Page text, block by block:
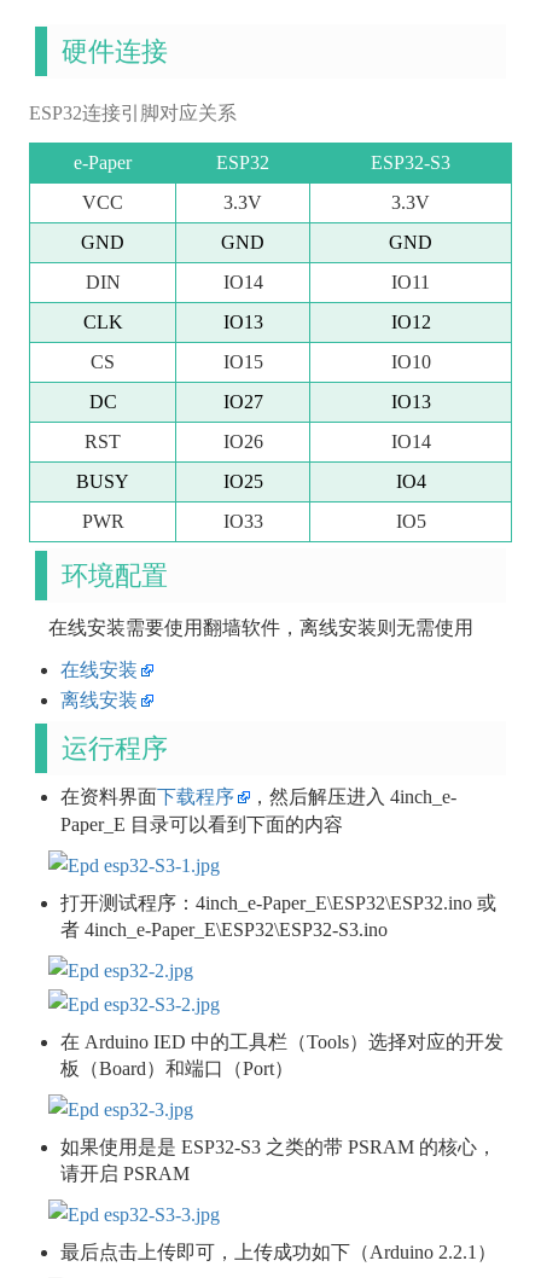
硬件连接
ESP32连接引脚对应关系
e-Paper ESP32
ESP32-S3
VCC
3.3V
3.3V
GND
GND
GND
DIN
IO14
IO11
CLK
IO13
IO12
CS
IO15
IO10
DC
IO27
IO13
RST
IO26
IO14
BUSY
IO25
IO4
PWR
IO33 IO5
环境配置
在线安装需要使用翻墙软件，离线安装则无需使用
在线安装
离线安装
运行程序
在资料界面下载程序
，然后解压进入 4inch_e-
Paper_E 目录可以看到下面的内容
打开测试程序：4inch_e-Paper_E\ESP32\ESP32.ino 或
者 4inch_e-Paper_E\ESP32\ESP32-S3.ino
在 Arduino IED 中的工具栏（Tools）选择对应的开发
板（Board）和端口（Port）
如果使用是是 ESP32-S3 之类的带 PSRAM 的核心，
请开启 PSRAM
最后点击上传即可，上传成功如下（Arduino 2.2.1）